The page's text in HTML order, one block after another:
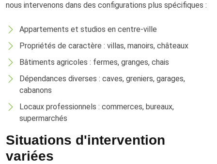
nous intervenons dans des configurations plus spécifiques :
Appartements et studios en centre-ville
Propriétés de caractère : villas, manoirs, châteaux
Bâtiments agricoles : fermes, granges, chais
Dépendances diverses : caves, greniers, garages,
cabanons
Locaux professionnels : commerces, bureaux,
supermarchés
Situations d'intervention
variées